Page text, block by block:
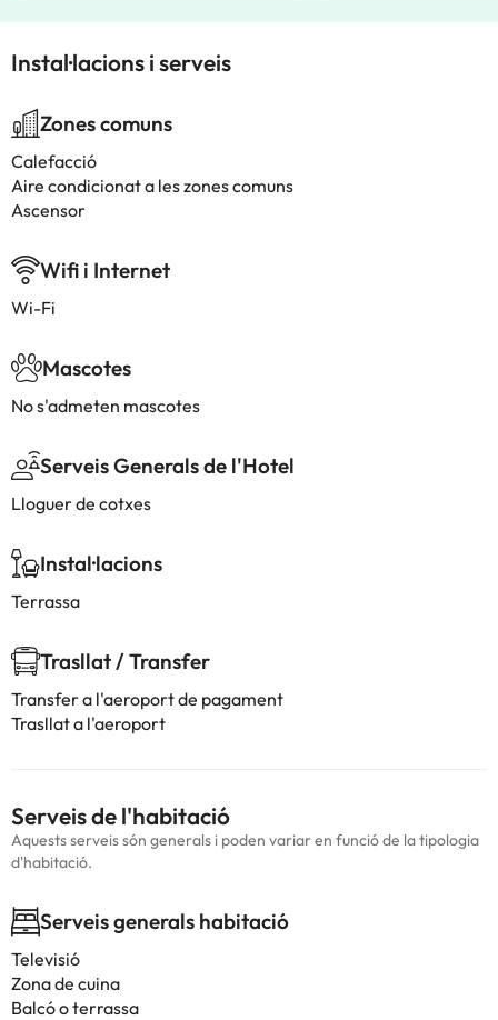
Instal·lacions i serveis
Zones comuns
Calefacció
Aire condicionat a les zones comuns
Ascensor
Wifi i Internet
Wi-Fi
Mascotes
No s'admeten mascotes
Serveis Generals de l'Hotel
Lloguer de cotxes
Instal·lacions
Terrassa
Trasllat / Transfer
Transfer a l'aeroport de pagament
Trasllat a l'aeroport
Serveis de l'habitació
Aquests serveis són generals i poden variar en funció de la tipologia
d'habitació.
Serveis generals habitació
Televisió
Zona de cuina
Balcó o terrassa